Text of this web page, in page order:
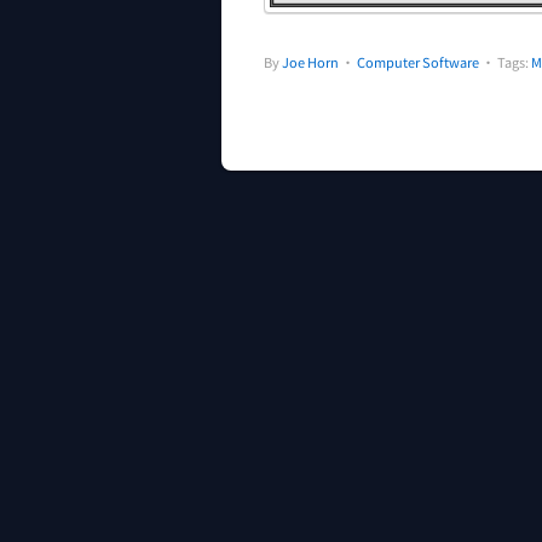
ByJoe Horn • Computer Software • Tags: